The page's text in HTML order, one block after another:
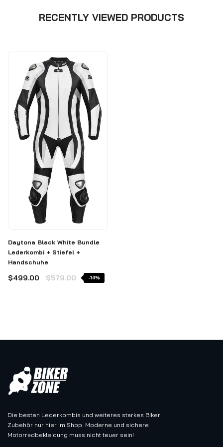
RECENTLY VIEWED PRODUCTS
Daytona Black White Bundle
Lederkombi + Stiefel +
Handschuhe
$499.00 $579.00 -14%
Die besten Lederkombis und weiteres starkes Biker
Zubehör nur hier im Shop. Moderne und sichere
Motorradbekleidung muss nicht teuer sein!